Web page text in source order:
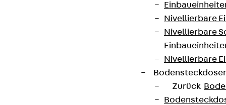
Nivellierbare
Nivellierbare
Nivellierbare
Zurück